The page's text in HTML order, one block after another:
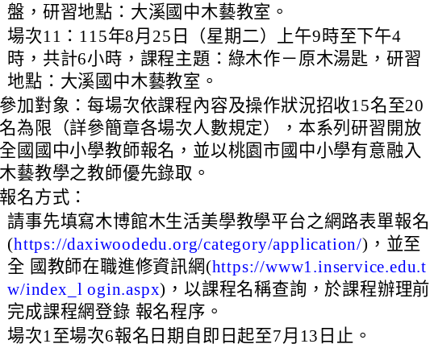
盤，研習地點：大溪國中木藝教室。
場次11：115年8月25日（星期二）上午9時至下午4
時，共計6小時，課程主題：綠木作－原木湯匙，研習
地點：大溪國中木藝教室。
參加對象：每場次依課程內容及操作狀況招收15名至20
名為限（詳參簡章各場次人數規定），本系列研習開放
全國國中小學教師報名，並以桃園市國中小學有意融入
木藝教學之教師優先錄取。
報名方式：
請事先填寫木博館木生活美學教學平台之網路表單報名
(https://daxiwoodedu.org/category/application/)，並至
全 國教師在職進修資訊網(https://www1.inservice.edu.t
w/index_l ogin.aspx)，以課程名稱查詢，於課程辦理前
完成課程網登錄 報名程序。
場次1至場次6報名日期自即日起至7月13日止。